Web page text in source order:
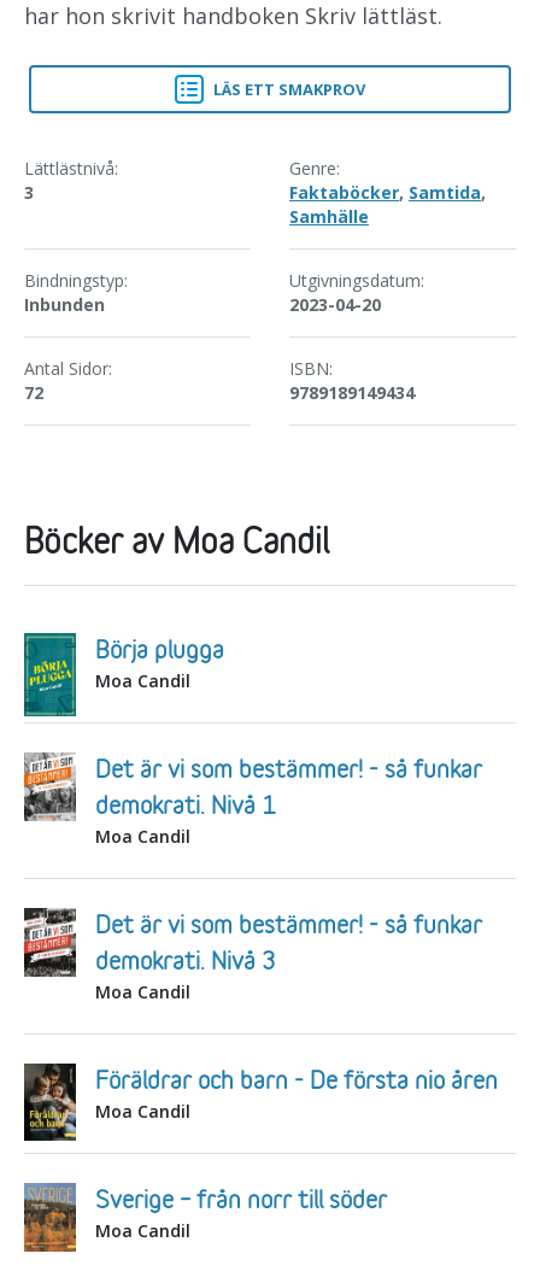
har hon skrivit handboken Skriv lättläst.
LÄS ETT SMAKPROV
SÖKA JOBB
Lättlästnivå:
3
Genre:
Faktaböcker, Samtida,
Samhälle
Bindningstyp:
Inbunden
Utgivningsdatum:
2023-04-20
Antal Sidor:
72
ISBN:
9789189149434
Böcker av Moa Candil
Börja plugga
Moa Candil
Det är vi som bestämmer! - så funkar
demokrati. Nivå 1
Moa Candil
Det är vi som bestämmer! - så funkar
demokrati. Nivå 3
Moa Candil
Föräldrar och barn - De första nio åren
Moa Candil
Sverige – från norr till söder
Moa Candil